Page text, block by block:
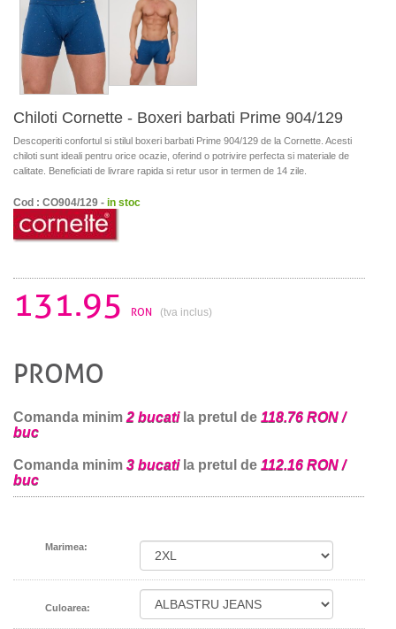
Chiloti Cornette - Boxeri barbati Prime 904/129
Descoperiti confortul si stilul boxeri barbati Prime 904/129 de la Cornette. Acesti
chiloti sunt ideali pentru orice ocazie, oferind o potrivire perfecta si materiale de
calitate. Beneficiati de livrare rapida si retur usor in termen de 14 zile.
Cod : CO904/129 - in stoc
131.95 RON (tva inclus)
PROMO
Comanda minim 2 bucatila pretul de 118.76 RON /
buc
Comanda minim 3 bucatila pretul de 112.16 RON /
buc
Marimea:
Culoarea: